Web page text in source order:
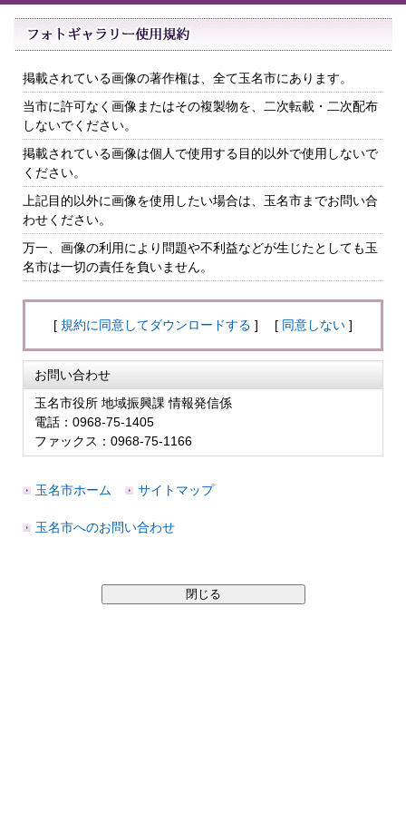
掲載されている画像の著作権は、全て玉名市にあります。
当市に許可なく画像またはその複製物を、二次転載・二次配布
しないでください。
掲載されている画像は個人で使用する目的以外で使用しないで
ください。
上記目的以外に画像を使用したい場合は、玉名市までお問い合
わせください。
万一、画像の利用により問題や不利益などが生じたとしても玉
名市は一切の責任を負いません。
[ 規約に同意してダウンロードする ] [ 同意しない ]
お問い合わせ
玉名市役所 地域振興課 情報発信係
電話：0968-75-1405
ファックス：0968-75-1166
玉名市ホーム サイトマップ
玉名市へのお問い合わせ